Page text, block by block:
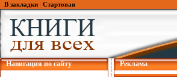
В закладки Стартовая
Навигация по сайту Реклама